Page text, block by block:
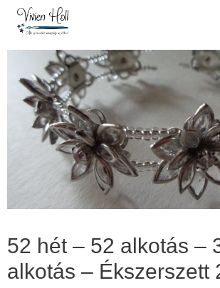
Kilépés
52 hét – 52 alkotás –
alkotás – Ékszerszett